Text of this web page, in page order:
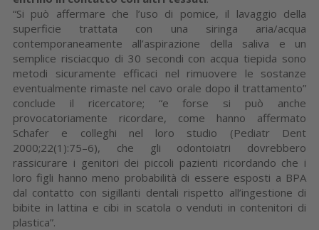
“Si può affermare che l’uso di pomice, il lavaggio della
superficie trattata con una siringa aria/acqua
contemporaneamente all’aspirazione della saliva e un
semplice risciacquo di 30 secondi con acqua tiepida sono
metodi sicuramente efficaci nel rimuovere le sostanze
eventualmente rimaste nel cavo orale dopo il trattamento”
conclude il ricercatore; “e forse si può anche
provocatoriamente ricordare, come hanno affermato
Schafer e colleghi nel loro studio (Pediatr Dent
2000;22(1):75–6), che gli odontoiatri dovrebbero
rassicurare i genitori dei piccoli pazienti ricordando che i
loro figli hanno meno probabilità di essere esposti a BPA
dal contatto con sigillanti dentali rispetto all’ingestione di
bibite in lattina e cibi in scatola o venduti in contenitori di
plastica”.